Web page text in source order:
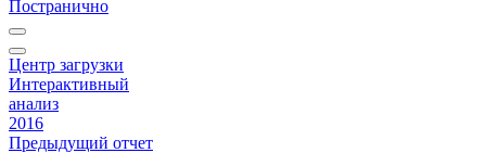
Постранично
Центр загрузки
Интерактивный
анализ
2016
Предыдущий отчет